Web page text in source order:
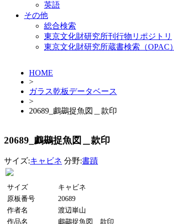
英語
その他
総合検索
東京文化財研究所刊行物リポジトリ
東京文化財研究所蔵書検索（OPAC）
HOME
>
ガラス乾板データベース
>
20689_鸕鷀捉魚図＿款印
20689_鸕鷀捉魚図＿款印
サイズ:キャビネ 分野:書蹟
サイズ
キャビネ
原板番号
20689
作者名
渡辺崋山
作品名
鸕鷀捉魚図＿款印